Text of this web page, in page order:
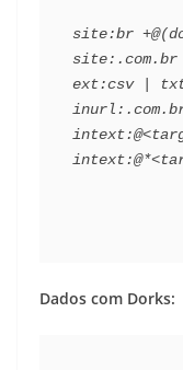
site:br
site:.com.br
ext:csv |
Dados com Dorks: